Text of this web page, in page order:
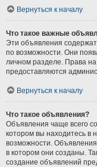
Вернуться к началу
Что такое важные
Эти объявления
по возможности. Они
личном разделе. Права
предоставляются
Вернуться к началу
Что такое объявления?
Объявления чаще всего
котором вы находитесь в
возможности.
в котором они созданы.
создание объявлений